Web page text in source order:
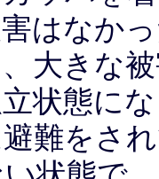
はなか
大きな
状態に
難をさ